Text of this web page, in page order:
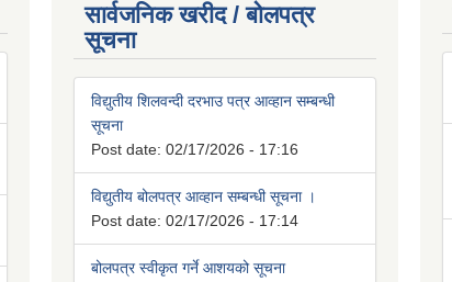
सार्वजनिक खरीद / बोलपत्र
सूचना
विद्युतीय शिलवन्दी दरभाउ पत्र आव्हान सम्बन्धी
सूचना
Post date: 02/17/2026 - 17:16
विद्युतीय बोलपत्र आव्हान सम्बन्धी सूचना ।
Post date: 02/17/2026 - 17:14
बोलपत्र स्वीकृत गर्ने आशयको सूचना